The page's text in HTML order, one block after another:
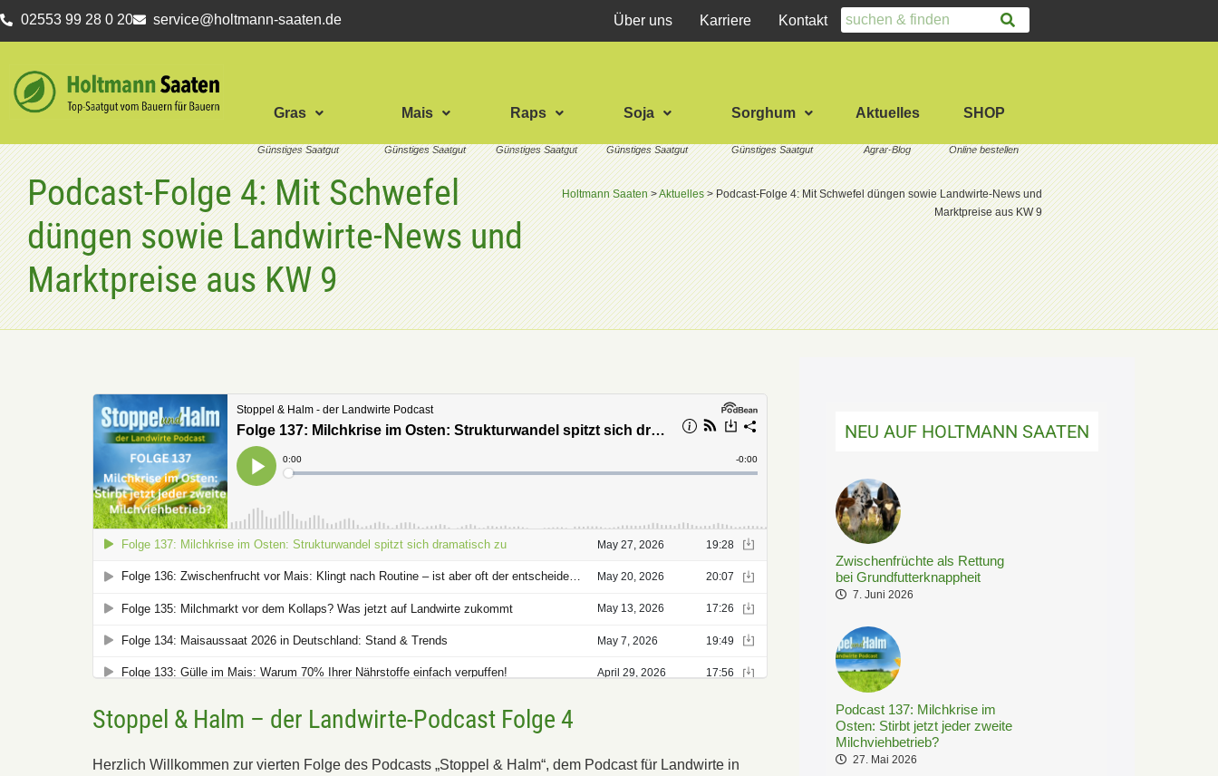
02553 99 28 0 20 service@holtmann-saaten.de Über uns Karriere Kontakt
Gras Mais Raps Soja Sorghum Aktuelles SHOP
Podcast-Folge 4: Mit Schwefel
düngen sowie Landwirte-News und
Marktpreise aus KW 9
Holtmann Saaten>Aktuelles>Podcast-Folge 4: Mit Schwefel düngen sowie Landwirte-News und
Marktpreise aus KW 9
Stoppel & Halm – der Landwirte-Podcast Folge 4
Herzlich Willkommen zur vierten Folge des Podcasts „Stoppel & Halm“, dem Podcast für Landwirte in
NEU AUF HOLTMANN SAATEN
Zwischenfrüchte als Rettung
bei Grundfutterknappheit
7. Juni 2026
Podcast 137: Milchkrise im
Osten: Stirbt jetzt jeder zweite
Milchviehbetrieb?
27. Mai 2026